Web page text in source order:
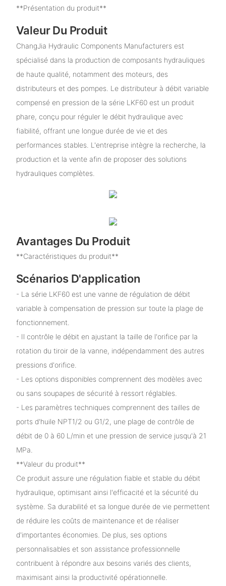
**Présentation du produit**
Valeur Du Produit
ChangJia Hydraulic Components Manufacturers est
spécialisé dans la production de composants hydrauliques
de haute qualité, notamment des moteurs, des
distributeurs et des pompes. Le distributeur à débit variable
compensé en pression de la série LKF60 est un produit
phare, conçu pour réguler le débit hydraulique avec
fiabilité, offrant une longue durée de vie et des
performances stables. L'entreprise intègre la recherche, la
production et la vente afin de proposer des solutions
hydrauliques complètes.
Avantages Du Produit
**Caractéristiques du produit**
Scénarios D'application
- La série LKF60 est une vanne de régulation de débit
variable à compensation de pression sur toute la plage de
fonctionnement.
- Il contrôle le débit en ajustant la taille de l'orifice par la
rotation du tiroir de la vanne, indépendamment des autres
pressions d'orifice.
- Les options disponibles comprennent des modèles avec
ou sans soupapes de sécurité à ressort réglables.
- Les paramètres techniques comprennent des tailles de
ports d'huile NPT1/2 ou G1/2, une plage de contrôle de
débit de 0 à 60 L/min et une pression de service jusqu'à 21
MPa.
**Valeur du produit**
Ce produit assure une régulation fiable et stable du débit
hydraulique, optimisant ainsi l'efficacité et la sécurité du
système. Sa durabilité et sa longue durée de vie permettent
de réduire les coûts de maintenance et de réaliser
d'importantes économies. De plus, ses options
personnalisables et son assistance professionnelle
contribuent à répondre aux besoins variés des clients,
maximisant ainsi la productivité opérationnelle.